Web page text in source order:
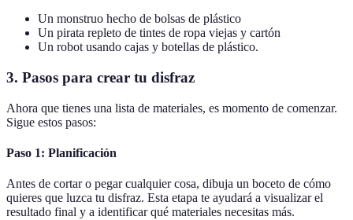
Un monstruo hecho de bolsas de plástico
Un pirata repleto de tintes de ropa viejas y cartón
Un robot usando cajas y botellas de plástico.
3. Pasos para crear tu disfraz
Ahora que tienes una lista de materiales, es momento de comenzar.
Sigue estos pasos:
Paso 1: Planificación
Antes de cortar o pegar cualquier cosa, dibuja un boceto de cómo
quieres que luzca tu disfraz. Esta etapa te ayudará a visualizar el
resultado final y a identificar qué materiales necesitas más.